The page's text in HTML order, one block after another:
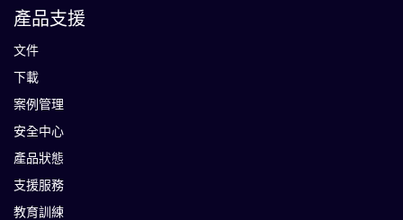
產品支援
文件
下載
案例管理
安全中心
產品狀態
支援服務
教育訓練